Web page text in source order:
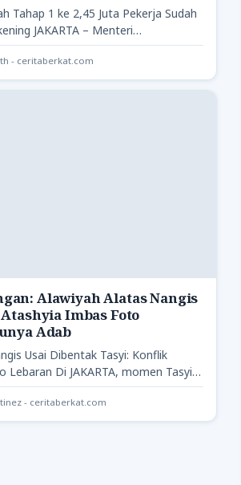
Tahap 1 ke 2,45 Juta Pekerja Sudah
JAKARTA – Menteri
- ceritaberkat.com
Alawiyah Alatas Nangis
Imbas Foto
Adab
Usai Dibentak Tasyi: Konflik
Lebaran Di JAKARTA, momen Tasyi
- ceritaberkat.com